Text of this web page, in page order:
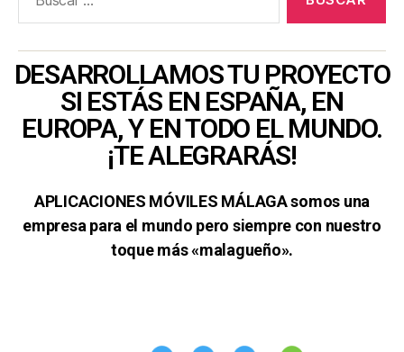
DESARROLLAMOS TU PROYECTO
SI ESTÁS EN ESPAÑA, EN
EUROPA, Y EN TODO EL MUNDO.
¡TE ALEGRARÁS!
APLICACIONES MÓVILES MÁLAGA somos una
empresa para el mundo pero siempre con nuestro
toque más «malagueño».